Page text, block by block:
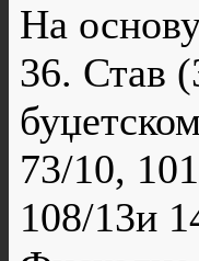
На
36. Став
73/10,
108/13и